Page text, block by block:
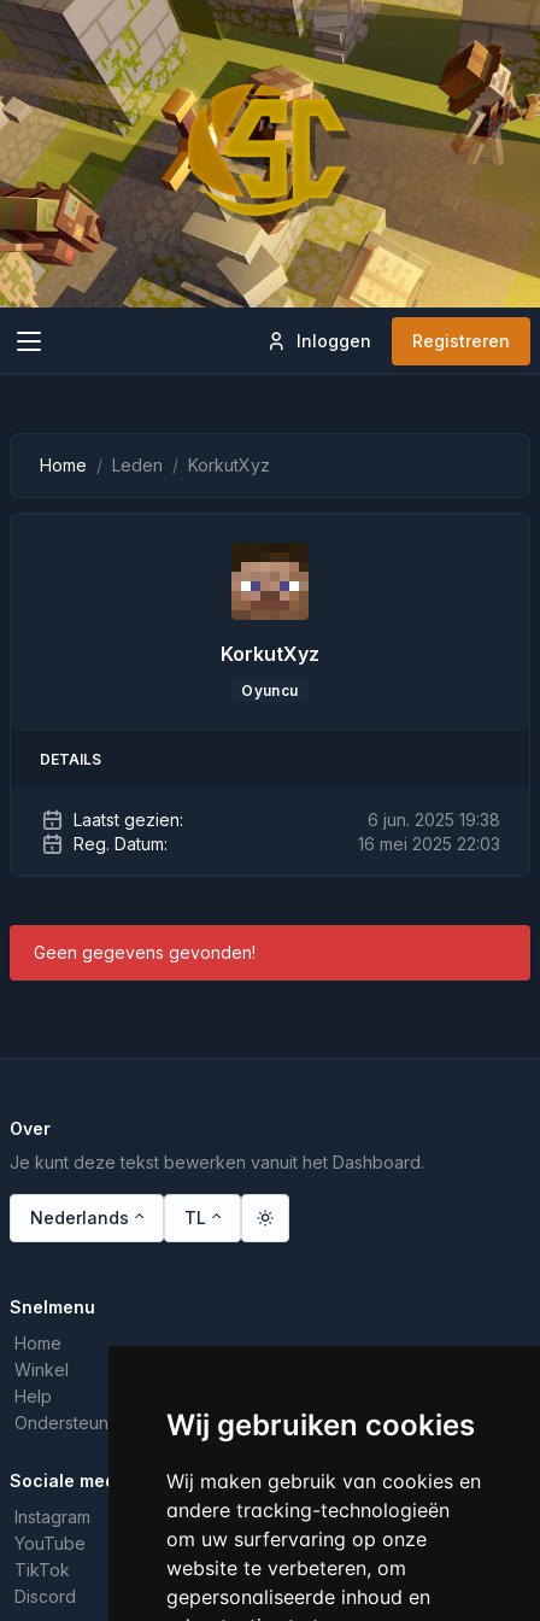
Wij gebruiken cookies
Wij maken gebruik van cookies en
andere tracking-technologieën
om uw surfervaring op onze
website te verbeteren, om
gepersonaliseerde inhoud en
Inloggen Registreren
Home Leden KorkutXyz
KorkutXyz
Oyuncu
DETAILS
Laatst gezien:
6 jun. 2025 19:38
Reg. Datum:
16 mei 2025 22:03
Geen gegevens gevonden!
Over
Je kunt deze tekst bewerken vanuit het Dashboard.
Nederlands TL
Snelmenu
Home
Winkel
Help
Ondersteuning
Sociale media
Instagram
YouTube
TikTok
Discord